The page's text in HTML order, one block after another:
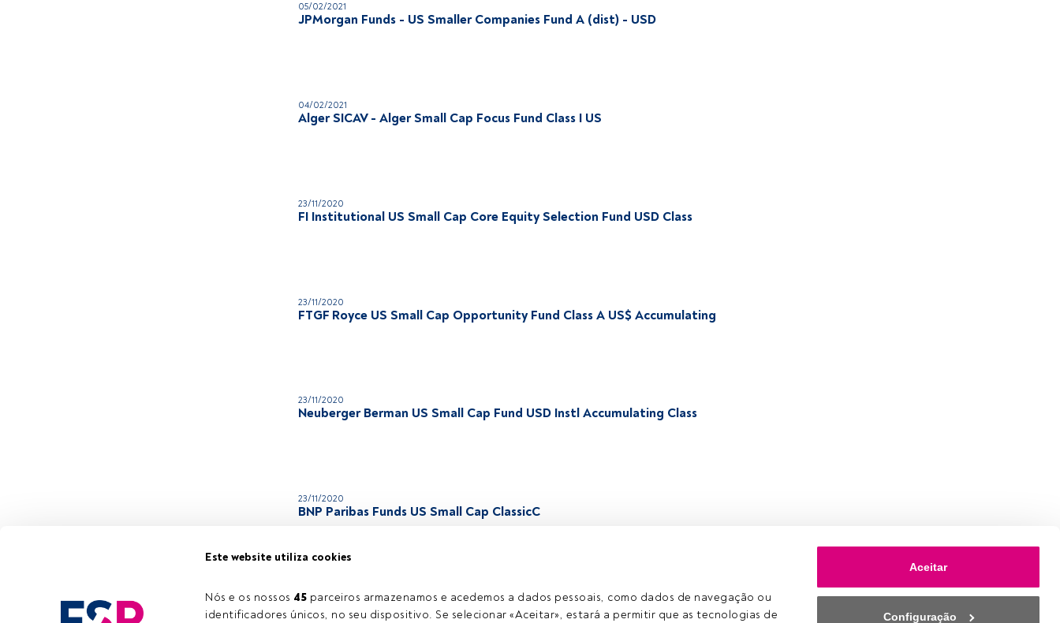
Este website utiliza cookies
Nós e os nossos 45 parceiros armazenamos e acedemos a dados pessoais, como dados de navegação ou
identificadores únicos, no seu dispositivo. Se selecionar «Aceitar», estará a permitir que as tecnologias de
Aceitar
Configuração
05/02/2021
JPMorgan Funds - US Smaller Companies Fund A (dist) - USD
04/02/2021
Alger SICAV - Alger Small Cap Focus Fund Class I US
23/11/2020
FI Institutional US Small Cap Core Equity Selection Fund USD Class
23/11/2020
FTGF Royce US Small Cap Opportunity Fund Class A US$ Accumulating
23/11/2020
Neuberger Berman US Small Cap Fund USD Instl Accumulating Class
23/11/2020
BNP Paribas Funds US Small Cap ClassicC